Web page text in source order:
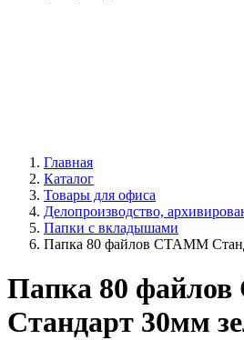
Главная
Каталог
Товары для офиса
Делопроизводство,
Папки с вкладышами
Папка 80 файлов СТАММ
Папка 80
Стандарт 30мм